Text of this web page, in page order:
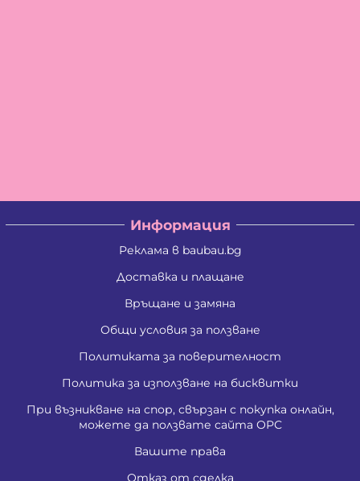
Информация
Реклама в baubau.bg
Доставка и плащане
Връщане и замяна
Общи условия за ползване
Политиката за поверителност
Политика за използване на бисквитки
При възникване на спор, свързан с покупка онлайн,
можете да ползвате сайта ОРС
Вашите права
Отказ от сделка